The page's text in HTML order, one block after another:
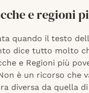
e regioni
quando il testo
dice tutto molto
e Regioni più
è un ricorso che
diversa da quella